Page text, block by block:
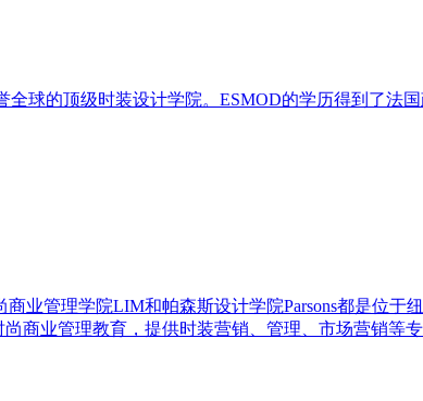
球的顶级时装设计学院。ESMOD的学历得到了法
业管理学院LIM和帕森斯设计学院Parsons都是位于
商业管理教育，提供时装营销、管理、市场营销等专